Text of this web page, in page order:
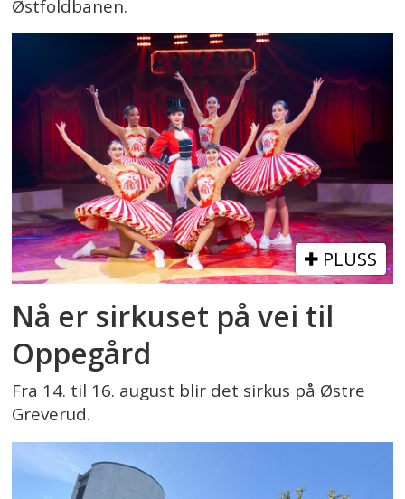
Østfoldbanen.
PLUSS
Nå er sirkuset på vei til
Oppegård
Fra 14. til 16. august blir det sirkus på Østre
Greverud.